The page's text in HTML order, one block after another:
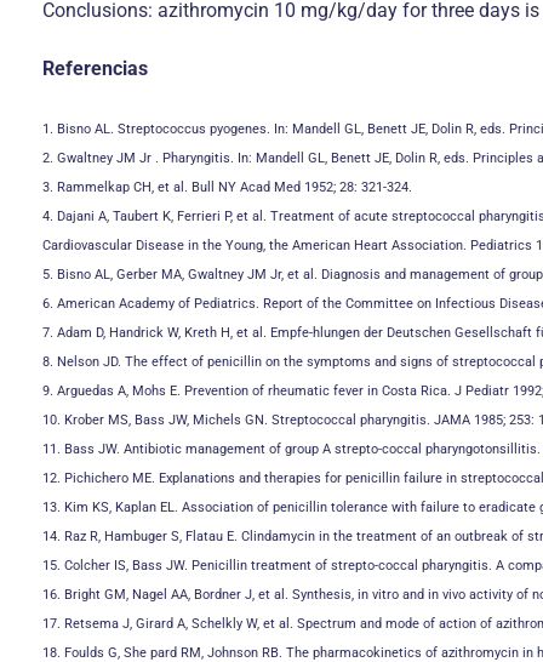
Conclusions: azithromycin 10 mg/kg/day for three days
Referencias
1. Bisno AL. Streptococcus pyogenes. In: Mandell GL, Benett JE, Dolin R, eds.
2. Gwaltney JM Jr . Pharyngitis. In: Mandell GL, Benett JE, Dolin R, eds.
3. Rammelkap CH, et al. Bull NY Acad Med 1952; 28: 321-324.
4. Dajani A, Taubert K, Ferrieri P, et al. Treatment of acute streptococcal
Cardiovascular Disease in the Young, the American Heart Association. Pediatrics
5. Bisno AL, Gerber MA, Gwaltney JM Jr, et al. Diagnosis and management of
6. American Academy of Pediatrics. Report of the Committee on Infectious
7. Adam D, Handrick W, Kreth H, et al. Empfe-hlungen der Deutschen
8. Nelson JD. The effect of penicillin on the symptoms and signs of streptococcal
9. Arguedas A, Mohs E. Prevention of rheumatic fever in Costa Rica. J Pediatr
10. Krober MS, Bass JW, Michels GN. Streptococcal pharyngitis. JAMA 1985; 253:
11. Bass JW. Antibiotic management of group A strepto-coccal
12. Pichichero ME. Explanations and therapies for penicillin failure in
13. Kim KS, Kaplan EL. Association of penicillin tolerance with failure to
14. Raz R, Hambuger S, Flatau E. Clindamycin in the treatment of an outbreak of
15. Colcher IS, Bass JW. Penicillin treatment of strepto-coccal pharyngitis. A
16. Bright GM, Nagel AA, Bordner J, et al. Synthesis, in vitro and in vivo activity of
17. Retsema J, Girard A, Schelkly W, et al. Spectrum and mode of action of
18. Foulds G, She pard RM, Johnson RB. The pharmacokinetics of azithromycin